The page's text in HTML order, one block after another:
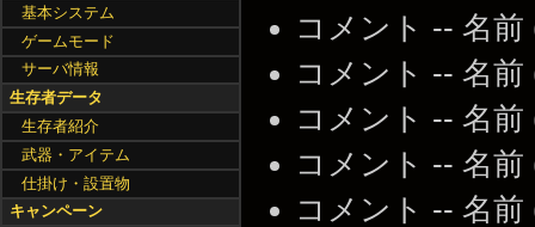
コメント -- 名前
コメント -- 名前
コメント -- 名前
コメント -- 名前
コメント -- 名前
基本システム
ゲームモード
サーバ情報
生存者データ
生存者紹介
武器・アイテム
仕掛け・設置物
キャンペーン